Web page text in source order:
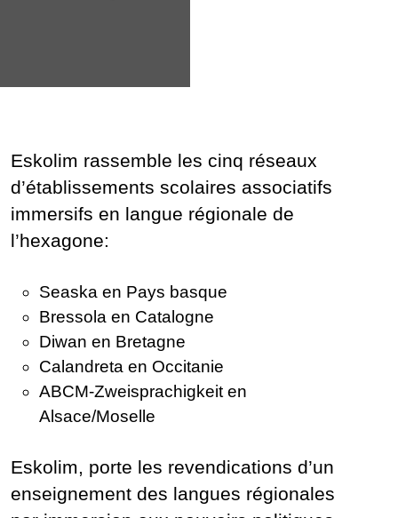
Eskolim rassemble les cinq réseaux
d’établissements scolaires associatifs
immersifs en langue régionale de
l’hexagone:
Seaska en Pays basque
Bressola en Catalogne
Diwan en Bretagne
Calandreta en Occitanie
ABCM-Zweisprachigkeit en
Alsace/Moselle
Eskolim, porte les revendications d’un
enseignement des langues régionales